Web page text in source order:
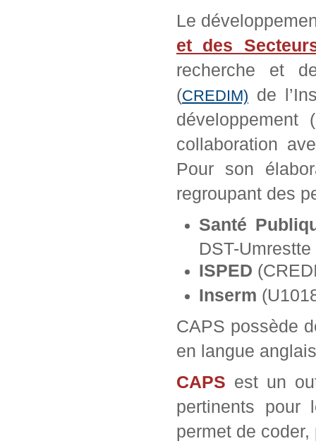
Le
et des
recherche et
(CREDIM) de
développement
collaboration
Pour son
regroupant des
Santé
DST-
ISPED
Inserm
CAPS possède
en langue
CAPS est un
pertinents pour
permet de